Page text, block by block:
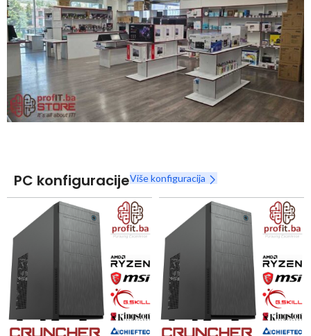
Snaga radnih stanica nikada nije bila povoljnija
Nova Ryzen 7000 serija
Naruči
PC konfiguracijeViše konfiguracija